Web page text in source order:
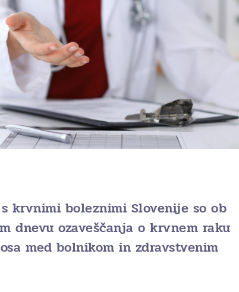
krvnimi boleznimi Slovenije so ob
dnevu ozaveščanja o krvnem raku
med bolnikom in zdravstvenim